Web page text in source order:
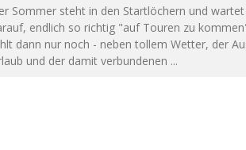
Sommer steht in den Startlöchern und
endlich so richtig "auf Touren zu
dann nur noch - neben tollem Wetter, der
und der damit verbundenen ...